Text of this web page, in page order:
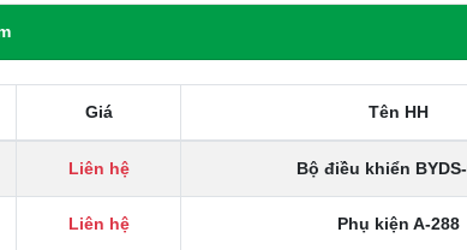
Vertically, with pressure connections pointing
Working Life: Over 106switching operations.
oz (125 g).
CE, RoHS.
5 year limited warranty.
Giá Tên HH
Liên hệ Bộ điều khiển
Liên hệ Phụ kiện A-288